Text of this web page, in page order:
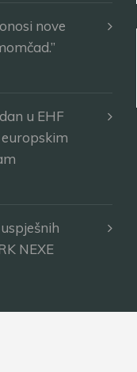
nove
u EHF
NEXE